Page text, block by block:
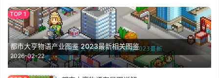
都市大亨物语产业图鉴 2023最新相关图鉴
2026-02-22